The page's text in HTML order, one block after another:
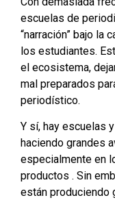
escuelas de
“narración” bajo la
los estudiantes.
el ecosistema,
mal preparados
periodístico.
Y sí, hay escuelas
haciendo grandes
especialmente en
productos . Sin
están produciendo